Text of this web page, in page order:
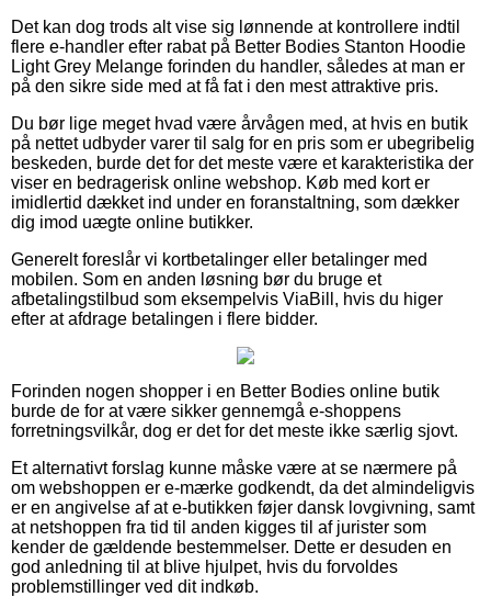
Det kan dog trods alt vise sig lønnende at kontrollere indtil
flere e-handler efter rabat på Better Bodies Stanton Hoodie
Light Grey Melange forinden du handler, således at man er
på den sikre side med at få fat i den mest attraktive pris.
Du bør lige meget hvad være årvågen med, at hvis en butik
på nettet udbyder varer til salg for en pris som er ubegribelig
beskeden, burde det for det meste være et karakteristika der
viser en bedragerisk online webshop. Køb med kort er
imidlertid dækket ind under en foranstaltning, som dækker
dig imod uægte online butikker.
Generelt foreslår vi kortbetalinger eller betalinger med
mobilen. Som en anden løsning bør du bruge et
afbetalingstilbud som eksempelvis ViaBill, hvis du higer
efter at afdrage betalingen i flere bidder.
Forinden nogen shopper i en Better Bodies online butik
burde de for at være sikker gennemgå e-shoppens
forretningsvilkår, dog er det for det meste ikke særlig sjovt.
Et alternativt forslag kunne måske være at se nærmere på
om webshoppen er e-mærke godkendt, da det almindeligvis
er en angivelse af at e-butikken føjer dansk lovgivning, samt
at netshoppen fra tid til anden kigges til af jurister som
kender de gældende bestemmelser. Dette er desuden en
god anledning til at blive hjulpet, hvis du forvoldes
problemstillinger ved dit indkøb.